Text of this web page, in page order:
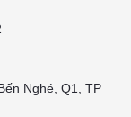
Nghé, Q1, TP